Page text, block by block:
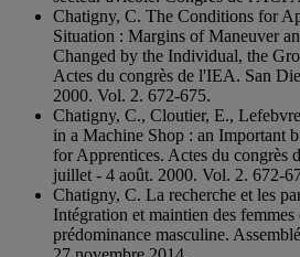
Chatigny, C. The Conditions for
Situation : Margins of Maneuver
Changed by the Individual, the
Actes du congrès de l'IEA. San
2000. Vol. 2. 672-675.
Chatigny, C., Cloutier, E.,
in a Machine Shop : an Important
for Apprentices. Actes du congrès
juillet - 4 août. 2000. Vol. 2. 672-
Chatigny, C. La recherche et les
Intégration et maintien des femmes
prédominance masculine.